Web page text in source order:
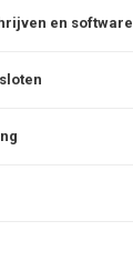
en software